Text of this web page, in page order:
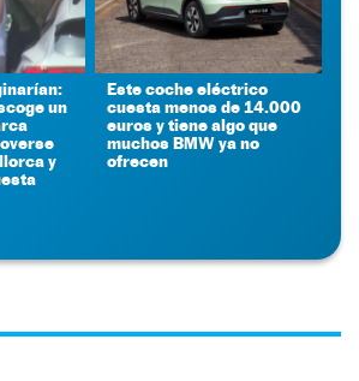
un
y
Este coche eléctrico
cuesta menos de 14.000
euros y tiene algo que
muchos BMW ya no
ofrecen